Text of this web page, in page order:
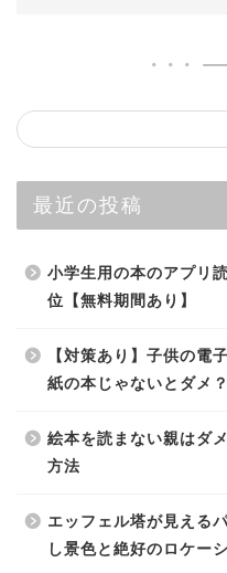
最近の投稿
小学生用の本のアプリ
位【無料期間あり】
【対策あり】子供の電
紙の本じゃないとダメ？
絵本を読まない親はダ
方法
エッフェル塔が見える
し景色と絶好のロケー